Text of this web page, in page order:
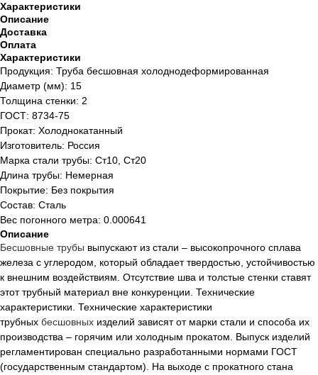
Характеристики
Описание
Доставка
Оплата
Характеристики
Продукция: Труба бесшовная холоднодеформированная
Диаметр (мм): 15
Толщина стенки: 2
ГОСТ: 8734-75
Прокат: Холоднокатанный
Изготовитель: Россия
Марка стали трубы: Ст10, Ст20
Длина трубы: Немерная
Покрытие: Без покрытия
Состав: Сталь
Вес погонного метра: 0.000641
Описание
Бесшовные трубы выпускают из стали – высокопрочного сплава
железа с углеродом, который обладает твердостью, устойчивостью
к внешним воздействиям. Отсутствие шва и толстые стенки ставят
этот трубный материал вне конкуренции. Технические
характеристики. Технические характеристики
трубных бесшовных изделий зависят от марки стали и способа их
производства – горячим или холодным прокатом. Выпуск изделий
регламентирован специально разработанными нормами ГОСТ
(государственным стандартом). На выходе с прокатного стана